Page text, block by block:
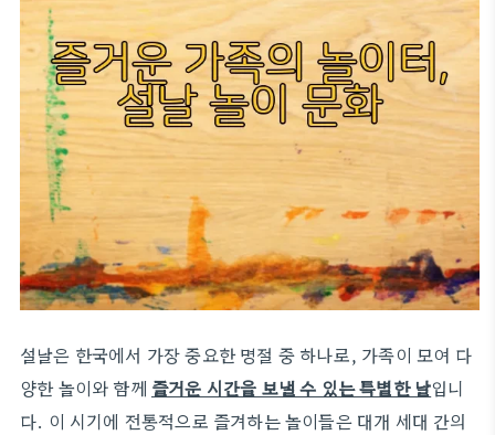
설날은 한국에서 가장 중요한 명절 중 하나로, 가족이 모여 다
양한 놀이와 함께 즐거운 시간을 보낼 수 있는 특별한 날입니
다. 이 시기에 전통적으로 즐겨하는 놀이들은 대개 세대 간의